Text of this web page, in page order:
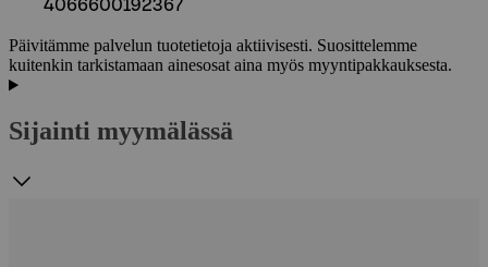
4066600192367
Päivitämme palvelun tuotetietoja aktiivisesti. Suosittelemme
kuitenkin tarkistamaan ainesosat aina myös myyntipakkauksesta.
Sijainti myymälässä